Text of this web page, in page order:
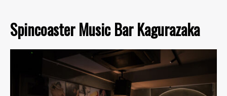
Spincoaster Music Bar Kagurazaka